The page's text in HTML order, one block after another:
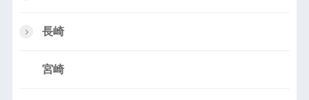
長崎
宮崎